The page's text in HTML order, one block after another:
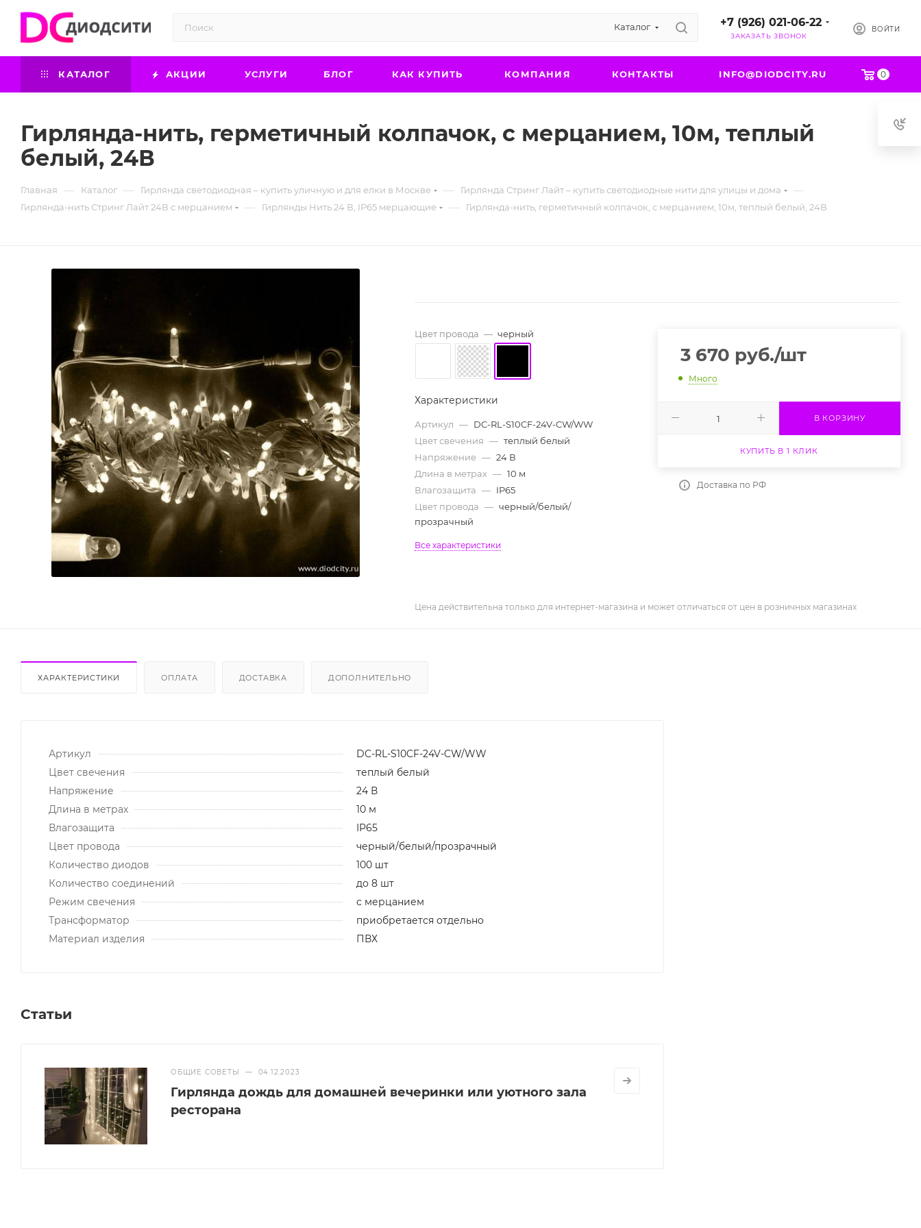
Каталог +7 (926) 021-06-22
ЗАКАЗАТЬ ЗВОНОК
ВОЙТИ
0
КАТАЛОГ АКЦИИ УСЛУГИ БЛОГ КАК КУПИТЬ КОМПАНИЯ КОНТАКТЫ INFO@DIODCITY.RU
Гирлянда-нить, герметичный колпачок, с мерцанием, 10м, теплый
белый, 24В
Главная — Каталог — Гирлянда светодиодная – купить уличную и для елки в Москве — Гирлянда Стринг Лайт – купить светодиодные нити для улицы и дома —
Гирлянда-нить Стринг Лайт 24В с мерцанием — Гирлянды Нить 24 В, IP65 мерцающие — Гирлянда-нить, герметичный колпачок, с мерцанием, 10м, теплый белый, 24В
Цвет провода — черный
Характеристики
Артикул — DC-RL-S10CF-24V-CW/WW
Цвет свечения — теплый белый
Напряжение — 24 В
Длина в метрах — 10 м
Влагозащита — IP65
Цвет провода — черный/белый/
прозрачный
Все характеристики
3 670 руб./шт
Много
В КОРЗИНУ
КУПИТЬ В 1 КЛИК
Доставка по РФ
Цена действительна только для интернет-магазина и может отличаться от цен в розничных магазинах
ХАРАКТЕРИСТИКИ ОПЛАТА ДОСТАВКА ДОПОЛНИТЕЛЬНО
Артикул
DC-RL-S10CF-24V-CW/WW
Цвет свечения
теплый белый
Напряжение
24 В
Длина в метрах
10 м
Влагозащита
IP65
Цвет провода
черный/белый/прозрачный
Количество диодов
100 шт
Количество соединений
до 8 шт
Режим свечения
с мерцанием
Трансформатор
приобретается отдельно
Материал изделия
ПВХ
Статьи
ОБЩИЕ СОВЕТЫ — 04.12.2023
Гирлянда дождь для домашней вечеринки или уютного зала
ресторана